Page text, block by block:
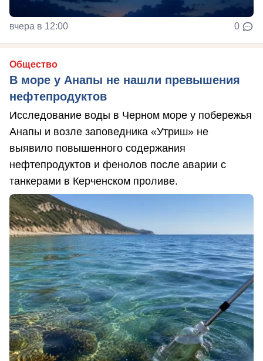
вчера в 12:00 0
Общество
В море у Анапы не нашли превышения
нефтепродуктов
Исследование воды в Черном море у побережья
Анапы и возле заповедника «Утриш» не
выявило повышенного содержания
нефтепродуктов и фенолов после аварии с
танкерами в Керченском проливе.